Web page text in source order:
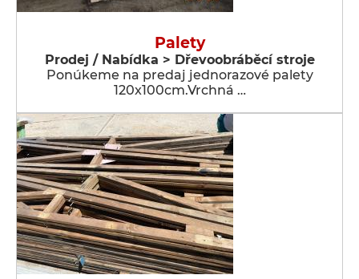
Palety
Prodej / Nabídka > Dřevoobráběcí stroje
Ponúkeme na predaj jednorazové palety
120x100cm.Vrchná …